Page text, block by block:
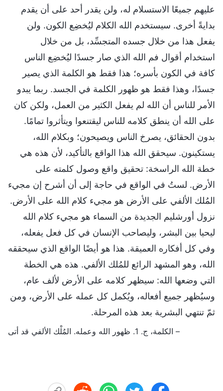
عليهم جميعًا الاستسلام له، ولن يقدر أحد على أن يقدم
بدايةً أخرى. سيستخدم الله الكلام ليُخضِع الكون. ولن
يفعل هذا من خلال جسده المتجسِّد، بل من خلال
استخدام أقوال فم الله الذي صار جسدًا ليُخضِع الناس
كافة في الكون بأسره؛ هذا فقط هو الكلمة الذي يصير
جسدًا، وهذا فقط هو ظهور الكلمة في الجسد. ربما يبدو
الأمر للناس أن الله لم يفعل الكثير من العمل، ولكن كان
على الله أن ينطق كلامه للناس ليقتنعوا ويتأثروا تمامًا.
بدون الحقائق، يصرخ الناس ويصيحون؛ وبكلام الله،
يستكينون. سيحقق الله هذا الواقع بالتأكيد، لأن هذه هي
خطة الله الراسخة: تحقيق واقع وصول كلمته على
الأرض. لستُ في الواقع في حاجة إلى أن أشرح إن مجيء
المُلك الألفي على الأرض هو مجيء كلام الله على الأرض.
نزول أورشليم الجديدة من السماء هو مجيء كلام الله
ليحيا بين البشر، وليصاحب الإنسان في كل فعل يفعله،
وفي كل أفكاره العميقة. هذا هو أيضًا الواقع الذي سيحققه
الله، وهو المشهد الرائع للمُلك الألفي. هذه هي الخطة
التي وضعها الله: سيظهر كلامه على الأرض لألف عام،
وسيُظهر جميع أفعاله، ويُكمل كل عمله على الأرض، ومن
ثمّ تنتهي البشرية بعد هذه المرحلة.
– الكلمة، ج. 1. ظهور الله وعمله. المُلْك الألفي قد أتى